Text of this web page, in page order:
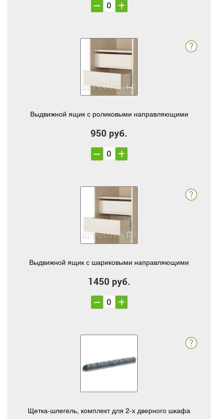
Выдвижной ящик с роликовыми направляющими
950 руб.
Выдвижной ящик с шариковыми направляющими
1450 руб.
Щетка-шлегель, комплект для 2-х дверного шкафа